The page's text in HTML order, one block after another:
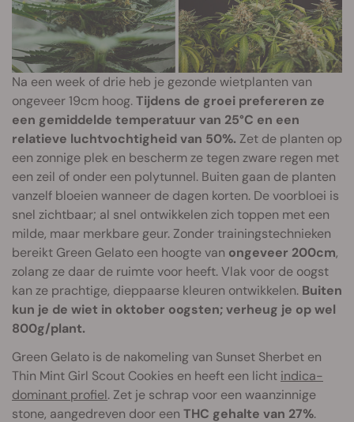
Na een week of drie heb je gezonde wietplanten van
ongeveer 19cm hoog.Tijdens de groei prefereren ze
een gemiddelde temperatuur van 25°C en een
relatieve luchtvochtigheid van 50%. Zet de planten op
een zonnige plek en bescherm ze tegen zware regen met
een zeil of onder een polytunnel. Buiten gaan de planten
vanzelf bloeien wanneer de dagen korten. De voorbloei is
snel zichtbaar; al snel ontwikkelen zich toppen met een
milde, maar merkbare geur. Zonder trainingstechnieken
bereikt Green Gelato een hoogte van ongeveer 200cm,
zolang ze daar de ruimte voor heeft. Vlak voor de oogst
kan ze prachtige, dieppaarse kleuren ontwikkelen. Buiten
kun je de wiet in oktober oogsten; verheug je op wel
800g/plant.
Green Gelato is de nakomeling van Sunset Sherbet en
Thin Mint Girl Scout Cookies en heeft een licht indica-
dominant profiel. Zet je schrap voor een waanzinnige
stone, aangedreven door een THC gehalte van 27%.